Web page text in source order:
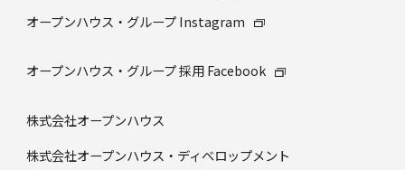
オープンハウス・グループ Instagram
オープンハウス・グループ 採⽤ Facebook
株式会社オープンハウス
株式会社オープンハウス・ディベロップメント